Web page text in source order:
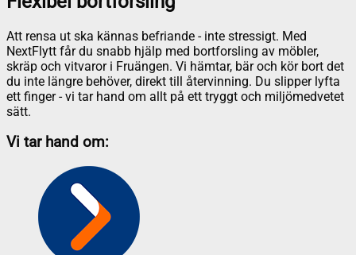
Att rensa ut ska kännas befriande - inte stressigt. Med
NextFlytt får du snabb hjälp med bortforsling av möbler,
skräp och vitvaror i Fruängen. Vi hämtar, bär och kör bort det
du inte längre behöver, direkt till återvinning. Du slipper lyfta
ett finger - vi tar hand om allt på ett tryggt och miljömedvetet
sätt.
Vi tar hand om: